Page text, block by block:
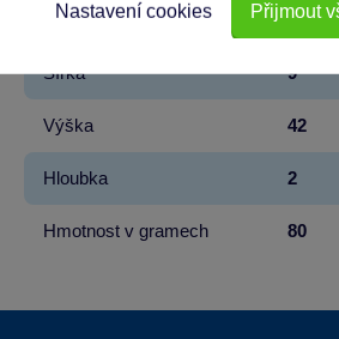
Materiál
Šířka 9
Výška 42
Hloubka 2
Hmotnost v gramech 80
Nastavení cookies Přijmout